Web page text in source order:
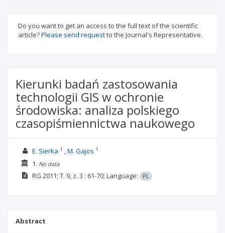
Do you want to get an access to the full text of the scientific
article?Please send requestto the Journal's Representative.
Kierunki badań zastosowania
technologii GIS w ochronie
środowiska: analiza polskiego
czasopiśmiennictwa naukowego
E. Sierka 1 M. Gajos 1
1. No data
RG 2011; T. 9, z. 3 : 61-70; Language: PL
Abstract